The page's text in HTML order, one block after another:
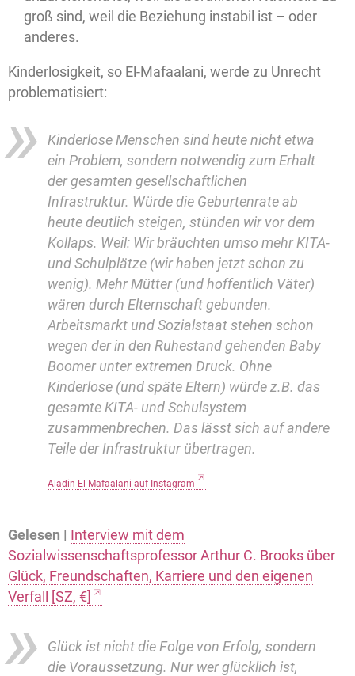
groß sind, weil die Beziehung instabil ist – oder
anderes.
Kinderlosigkeit, so El-Mafaalani, werde zu Unrecht
problematisiert:
Kinderlose Menschen sind heute nicht etwa
ein Problem, sondern notwendig zum Erhalt
der gesamten gesellschaftlichen
Infrastruktur. Würde die Geburtenrate ab
heute deutlich steigen, stünden wir vor dem
Kollaps. Weil: Wir bräuchten umso mehr KITA-
und Schulplätze (wir haben jetzt schon zu
wenig). Mehr Mütter (und hoffentlich Väter)
wären durch Elternschaft gebunden.
Arbeitsmarkt und Sozialstaat stehen schon
wegen der in den Ruhestand gehenden Baby
Boomer unter extremen Druck. Ohne
Kinderlose (und späte Eltern) würde z.B. das
gesamte KITA- und Schulsystem
zusammenbrechen. Das lässt sich auf andere
Teile der Infrastruktur übertragen.
Aladin El-Mafaalani auf Instagram
Gelesen | Interview mit dem
Sozialwissenschaftsprofessor Arthur C. Brooks über
Glück, Freundschaften, Karriere und den eigenen
Verfall [SZ, €]
Glück ist nicht die Folge von Erfolg, sondern
die Voraussetzung. Nur wer glücklich ist,